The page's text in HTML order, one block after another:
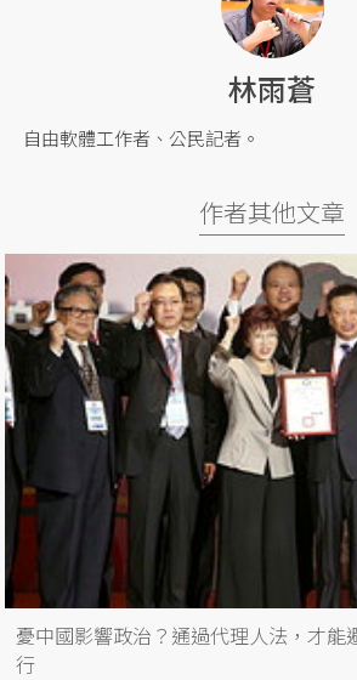
林雨蒼
自由軟體工作者、公民記者。
作者其他文章
憂中國影響政治？通過代理人法，才能
行